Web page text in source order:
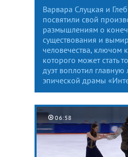
Варвара Слуцкая и
посвятили свой
размышлениям о
существования и
человечества, ключом
которого может стать
дуэт воплотил
эпической драмы
06:58